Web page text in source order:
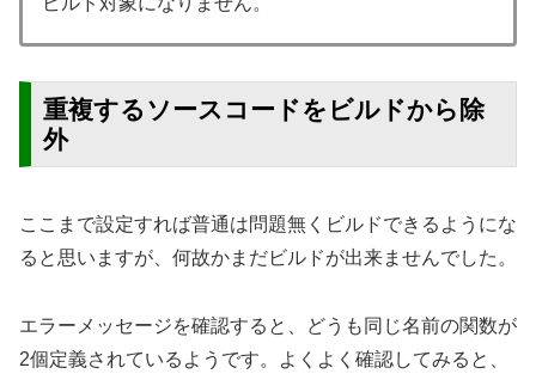
重複するソースコードをビルドから除
外
ここまで設定すれば普通は問題無くビルドできるようにな
ると思いますが、何故かまだビルドが出来ませんでした。
エラーメッセージを確認すると、どうも同じ名前の関数が
2個定義されているようです。よくよく確認してみると、